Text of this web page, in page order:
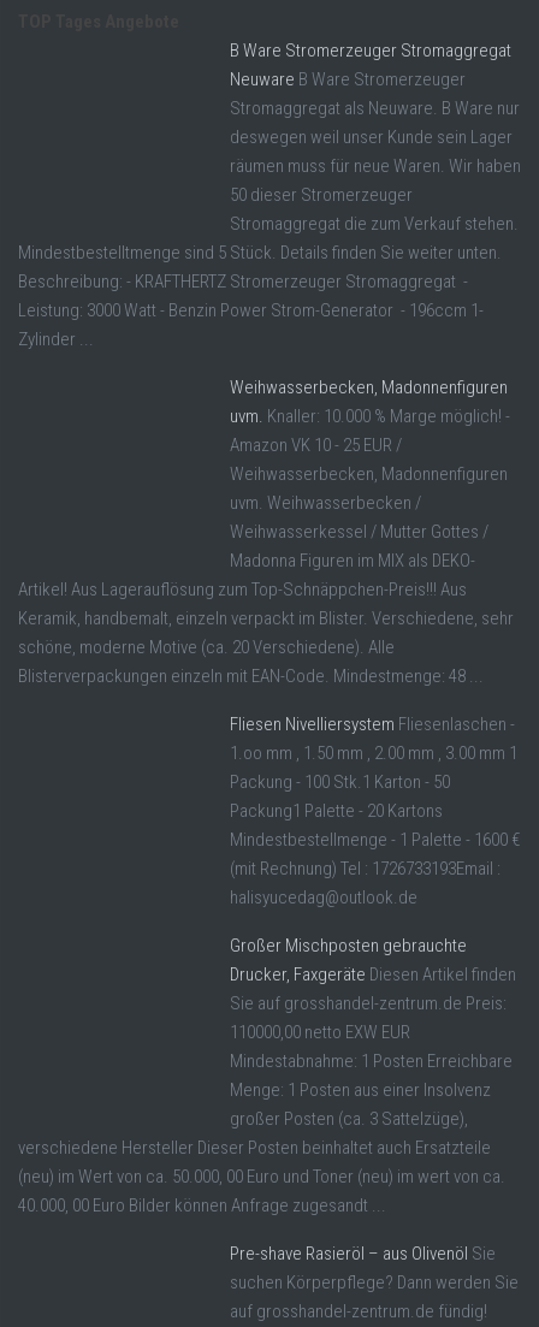
B Ware Stromerzeuger Stromaggregat
Neuware B Ware Stromerzeuger
Stromaggregat als Neuware. B Ware nur
deswegen weil unser Kunde sein Lager
räumen muss für neue Waren. Wir haben
50 dieser Stromerzeuger
Stromaggregat die zum Verkauf stehen.
Mindestbestelltmenge sind 5 Stück. Details finden Sie weiter unten.
Beschreibung: - KRAFTHERTZ Stromerzeuger Stromaggregat -
Leistung: 3000 Watt - Benzin Power Strom-Generator - 196ccm 1-
Zylinder ...
Weihwasserbecken, Madonnenfiguren
uvm. Knaller: 10.000 % Marge möglich! -
Amazon VK 10 - 25 EUR /
Weihwasserbecken, Madonnenfiguren
uvm. Weihwasserbecken /
Weihwasserkessel / Mutter Gottes /
Madonna Figuren im MIX als DEKO-
Artikel! Aus Lagerauflösung zum Top-Schnäppchen-Preis!!! Aus
Keramik, handbemalt, einzeln verpackt im Blister. Verschiedene, sehr
schöne, moderne Motive (ca. 20 Verschiedene). Alle
Blisterverpackungen einzeln mit EAN-Code. Mindestmenge: 48 ...
Fliesen Nivelliersystem Fliesenlaschen -
1.oo mm , 1.50 mm , 2.00 mm , 3.00 mm 1
Packung - 100 Stk.1 Karton - 50
Packung1 Palette - 20 Kartons
Mindestbestellmenge - 1 Palette - 1600 €
(mit Rechnung) Tel : 1726733193Email :
halisyucedag@outlook.de
Großer Mischposten gebrauchte
Drucker, Faxgeräte Diesen Artikel finden
Sie auf grosshandel-zentrum.de Preis:
110000,00 netto EXW EUR
Mindestabnahme: 1 Posten Erreichbare
Menge: 1 Posten aus einer Insolvenz
großer Posten (ca. 3 Sattelzüge),
verschiedene Hersteller Dieser Posten beinhaltet auch Ersatzteile
(neu) im Wert von ca. 50.000, 00 Euro und Toner (neu) im wert von ca.
40.000, 00 Euro Bilder können Anfrage zugesandt ...
Pre-shave Rasieröl – aus Olivenöl Sie
suchen Körperpflege? Dann werden Sie
auf grosshandel-zentrum.de fündig!